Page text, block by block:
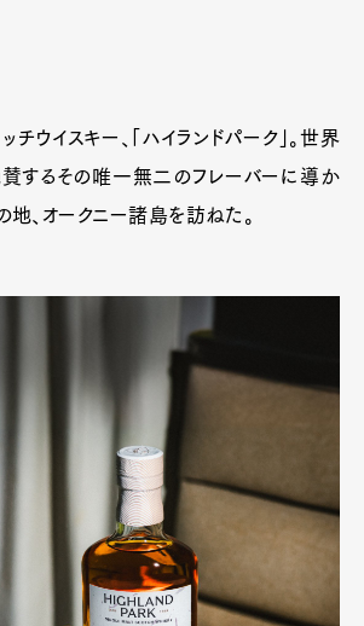
チウイスキー、「ハイランドパーク」。世界
するその唯一無二のフレーバーに導か
、オークニー諸島を訪ねた。